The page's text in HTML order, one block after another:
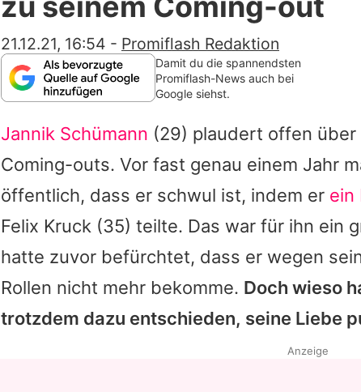
21.12.21, 16:54 - Promiflash Redaktion
Damit du die spannendsten
Promiflash-News auch bei
Google siehst.
Jannik Schümann (29) plaudert offen
Coming-outs. Vor fast genau einem Jahr
öffentlich, dass er schwul ist, indem er ein
Felix Kruck (35) teilte. Das war für ihn ein
hatte zuvor befürchtet, dass er wegen
Rollen nicht mehr bekomme. Doch wieso
trotzdem dazu entschieden, seine Liebe
Anzeige